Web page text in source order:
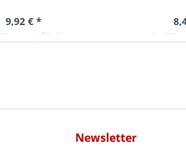
9,92 € *
verfügbar
In
Newsletter